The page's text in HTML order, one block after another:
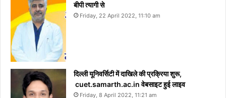
बीपी त्यागी से
Friday, 22 April 2022, 11:10 am
दिल्ली यूनिवर्सिटी में दाखिले की प्रक्रिया शुरू,
cuet.samarth.ac.in वेबसाइट हुई लाइव
Friday, 8 April 2022, 11:21 am